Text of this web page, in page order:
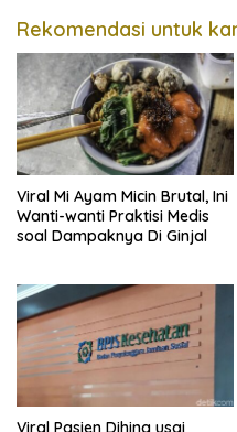
Rekomendasi untuk
Viral Mi Ayam Micin Brutal, Ini
Wanti-wanti Praktisi Medis
soal Dampaknya Di Ginjal
Viral Pasien Dihina usai